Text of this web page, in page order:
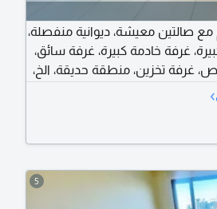
من 4 غرف نوم مع صالتين معيشة، ديوانية منفصلة،
رئيسية كبيرة، غرفة خادمة كبيرة، غرفة سائق،
غرفة تخزين، منطقة حديقة، الخ،
بتشطيبات وتجهيزات فاخرة.
›
5